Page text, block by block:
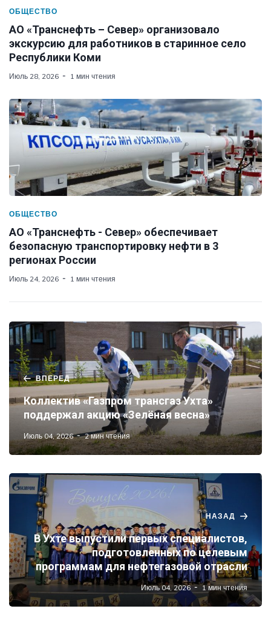
ОБЩЕСТВО
АО «Транснефть – Север» организовало
экскурсию для работников в старинное село
Республики Коми
Июль 28, 2026 1 мин чтения
ОБЩЕСТВО
АО «Транснефть - Север» обеспечивает
безопасную транспортировку нефти в 3
регионах России
Июль 24, 2026 1 мин чтения
ВПЕРЕД
Коллектив «Газпром трансгаз Ухта»
поддержал акцию «Зелёная весна»
Июль 04, 2026 2 мин чтения
НАЗАД
В Ухте выпустили первых специалистов,
подготовленных по целевым
программам для нефтегазовой отрасли
Июль 04, 2026 1 мин чтения